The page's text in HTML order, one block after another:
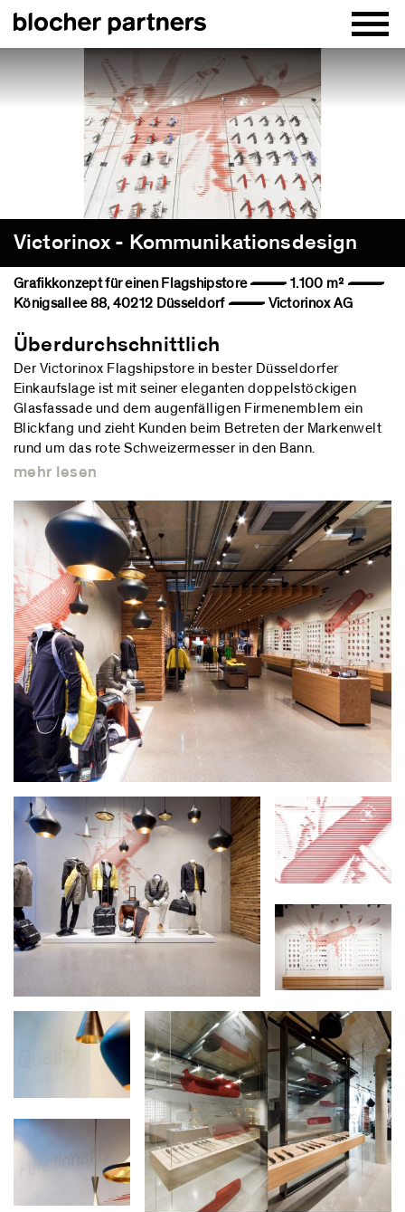
Victorinox - Kommunikationsdesign
Grafikkonzept für einen Flagshipstore — 1.100 m² —
Königsallee 88, 40212 Düsseldorf — Victorinox AG
Überdurchschnittlich
Der Victorinox Flagshipstore in bester Düsseldorfer
Einkaufslage ist mit seiner eleganten doppelstöckigen
Glasfassade und dem augenfälligen Firmenemblem ein
Blickfang und zieht Kunden beim Betreten der Markenwelt
rund um das rote Schweizermesser in den Bann.
mehr lesen